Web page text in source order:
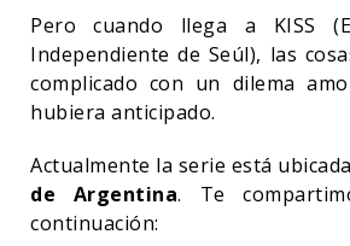
Pero cuando llega a KISS
Independiente de Seúl), las
complicado con un dilema
hubiera anticipado.
Actualmente la serie está ubicada
de Argentina. Te
continuación: